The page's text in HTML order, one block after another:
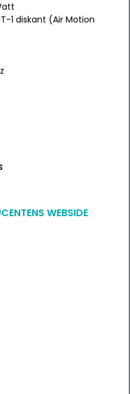
1 diskant (Air Motion
WEBSIDE